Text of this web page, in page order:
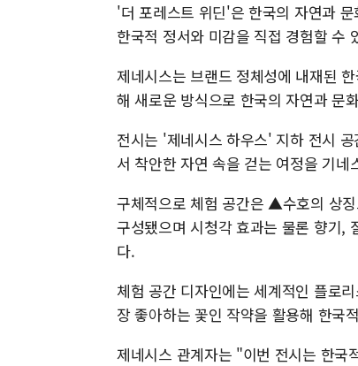
'더 포레스트 위딘'은 한국의 자연과
한국적 정서와 미감을 직접 경험할 수
제네시스는 브랜드 정체성에 내재된
해 새로운 방식으로 한국의 자연과 문
전시는 '제네시스 하우스' 지하 전시
서 착안한 자연 속을 걷는 여정을 기
구체적으로 체험 공간은 ▲수호의 상
구성됐으며 시청각 효과는 물론 향기,
다.
체험 공간 디자인에는 세계적인 플로
장 좋아하는 꽃인 작약을 활용해 한국
제네시스 관계자는 "이번 전시는 한국